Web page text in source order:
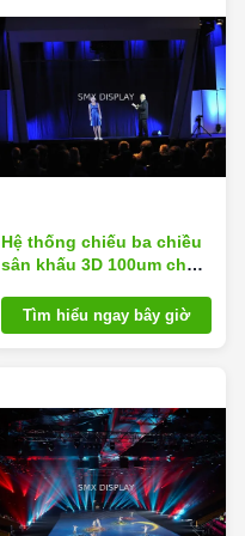
Hệ thống chiếu ba chiều
sân khấu 3D 100um cho
Ghost
Tìm hiểu ngay bây giờ